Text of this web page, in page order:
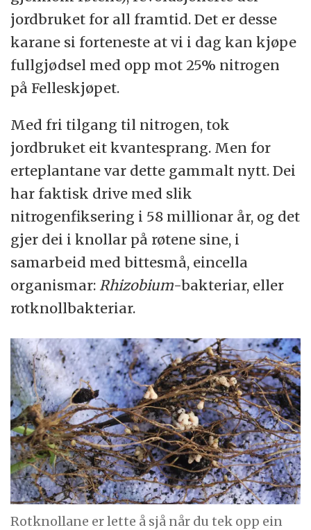
jordbruket for all framtid. Det er desse
karane si forteneste at vi i dag kan kjøpe
fullgjødsel med opp mot 25% nitrogen
på Felleskjøpet.
Med fri tilgang til nitrogen, tok
jordbruket eit kvantesprang. Men for
erteplantane var dette gammalt nytt. Dei
har faktisk drive med slik
nitrogenfiksering i 58 millionar år, og det
gjer dei i knollar på røtene sine, i
samarbeid med bittesmå, eincella
organismar: Rhizobium-bakteriar, eller
rotknollbakteriar.
Rotknollane er lette å sjå når du tek opp ein